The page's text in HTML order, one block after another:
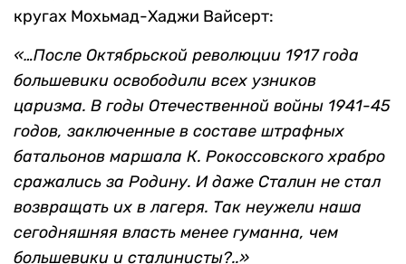
колонии и заключенных СИЗО Грозного,
участие в смене власти в республике.
Представитель Дудаева Дауд Ахмадов
попросил их вернуться в колонию. На собрании
выступил уважаемый в духовных и светских
кругах Мохьмад-Хаджи Вайсерт:
«…После Октябрьской революции 1917 года
большевики освободили всех узников
царизма. В годы Отечественной войны 1941-45